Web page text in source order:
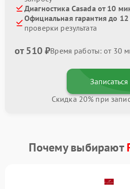
Диагностика Casada от 10
Официальная гарантия до 12
проверки результата
от 510 ₽Время работы: от 30
Записаться
Скидка 20% при
Почему выбирают